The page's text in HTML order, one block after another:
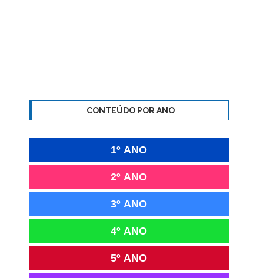
CONTEÚDO POR ANO
1º ANO
2º ANO
3º ANO
4º ANO
5º ANO